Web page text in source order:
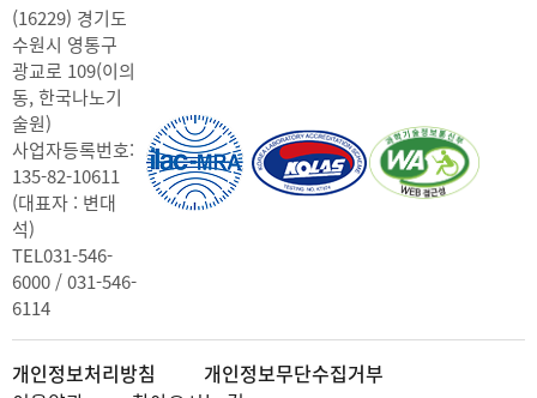
(16229) 경기도
수원시 영통구
광교로 109(이의
동, 한국나노기
술원)
사업자등록번호:
135-82-10611
(대표자 : 변대
석)
TEL031-546-
6000 / 031-546-
6114
개인정보처리방침
개인정보무단수집거부